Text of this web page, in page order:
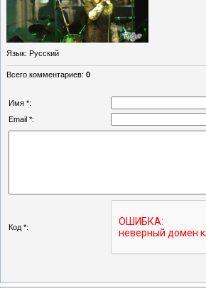
Язык: Русский
Всего комментариев: 0
Имя *:
Email *:
Код *: